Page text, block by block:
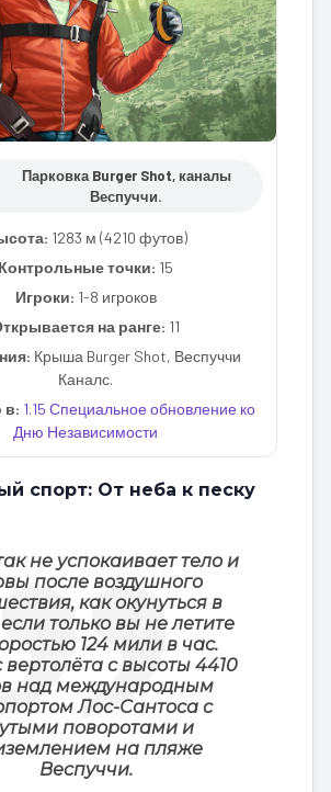
Парковка Burger Shot, каналы
Веспуччи.
1283 м (4210 футов)
Контрольные точки: 15
Игроки: 1-8 игроков
на ранге: 11
Крыша Burger Shot, Веспуччи
Каналс.
в: 1.15 Специальное обновление ко
Дню Независимости
спорт: От неба к песку
не успокаивает тело и
после воздушного
как окунуться в
только вы не летите
124 мили в час.
вертолёта с высоты 4410
над международным
Лос-Сантоса с
поворотами и
на пляже
Веспуччи.